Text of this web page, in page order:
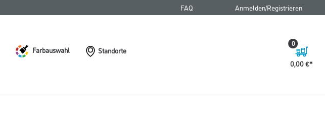
FAQ Anmelden/Registrieren
Farbauswahl
Standorte
0,00 €
0